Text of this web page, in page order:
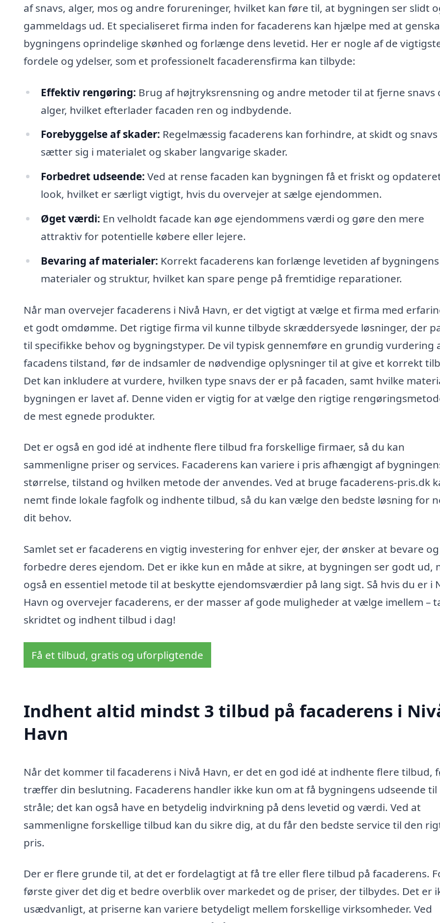
af snavs, alger, mos og andre forureninger, hvilket kan føre til, at bygningen ser slidt
gammeldags ud. Et specialiseret firma inden for facaderens kan hjælpe med at
bygningens oprindelige skønhed og forlænge dens levetid. Her er nogle af de
fordele og ydelser, som et professionelt facaderensfirma kan tilbyde:
Effektiv rengøring: Brug af højtryksrensning og andre metoder til at fjerne snavs
alger, hvilket efterlader facaden ren og indbydende.
Forebyggelse af skader: Regelmæssig facaderens kan forhindre, at skidt og snavs
sætter sig i materialet og skaber langvarige skader.
Forbedret udseende: Ved at rense facaden kan bygningen få et friskt og
look, hvilket er særligt vigtigt, hvis du overvejer at sælge ejendommen.
Øget værdi: En velholdt facade kan øge ejendommens værdi og gøre den mere
attraktiv for potentielle købere eller lejere.
Bevaring af materialer: Korrekt facaderens kan forlænge levetiden af bygningens
materialer og struktur, hvilket kan spare penge på fremtidige reparationer.
Når man overvejer facaderens i Nivå Havn, er det vigtigt at vælge et firma med
et godt omdømme. Det rigtige firma vil kunne tilbyde skræddersyede løsninger, der
til specifikke behov og bygningstyper. De vil typisk gennemføre en grundig vurdering
facadens tilstand, før de indsamler de nødvendige oplysninger til at give et korrekt
Det kan inkludere at vurdere, hvilken type snavs der er på facaden, samt hvilke
bygningen er lavet af. Denne viden er vigtig for at vælge den rigtige
de mest egnede produkter.
Det er også en god idé at indhente flere tilbud fra forskellige firmaer, så du kan
sammenligne priser og services. Facaderens kan variere i pris afhængigt af
størrelse, tilstand og hvilken metode der anvendes. Ved at bruge facaderens-pris.dk
nemt finde lokale fagfolk og indhente tilbud, så du kan vælge den bedste løsning for
dit behov.
Samlet set er facaderens en vigtig investering for enhver ejer, der ønsker at bevare og
forbedre deres ejendom. Det er ikke kun en måde at sikre, at bygningen ser godt ud,
også en essentiel metode til at beskytte ejendomsværdier på lang sigt. Så hvis du er i
Havn og overvejer facaderens, er der masser af gode muligheder at vælge imellem –
skridtet og indhent tilbud i dag!
Få et tilbud, gratis og uforpligtende
Indhent altid mindst 3 tilbud på facaderens i
Havn
Når det kommer til facaderens i Nivå Havn, er det en god idé at indhente flere tilbud,
træffer din beslutning. Facaderens handler ikke kun om at få bygningens udseende til
stråle; det kan også have en betydelig indvirkning på dens levetid og værdi. Ved at
sammenligne forskellige tilbud kan du sikre dig, at du får den bedste service til den
pris.
Der er flere grunde til, at det er fordelagtigt at få tre eller flere tilbud på facaderens.
første giver det dig et bedre overblik over markedet og de priser, der tilbydes. Det er
usædvanligt, at priserne kan variere betydeligt mellem forskellige virksomheder. Ved